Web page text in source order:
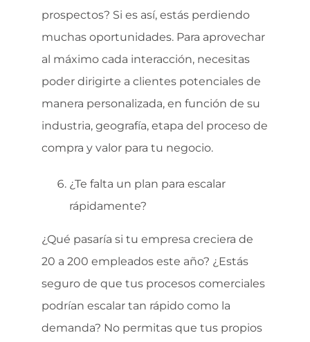
prospectos? Si es así, estás perdiendo
muchas oportunidades. Para aprovechar
al máximo cada interacción, necesitas
poder dirigirte a clientes potenciales de
manera personalizada, en función de su
industria, geografía, etapa del proceso de
compra y valor para tu negocio.
¿Te falta un plan para escalar
rápidamente?
¿Qué pasaría si tu empresa creciera de
20 a 200 empleados este año? ¿Estás
seguro de que tus procesos comerciales
podrían escalar tan rápido como la
demanda? No permitas que tus propios